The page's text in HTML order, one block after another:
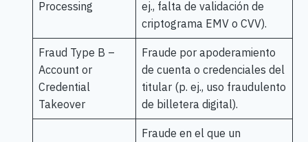
Processing
ej., falta de validación de
criptograma EMV o CVV).
Fraud Type B –
Account or
Credential
Takeover
Fraude por apoderamiento
de cuenta o credenciales del
titular (p. ej., uso fraudulento
de billetera digital).
Fraude en el que un